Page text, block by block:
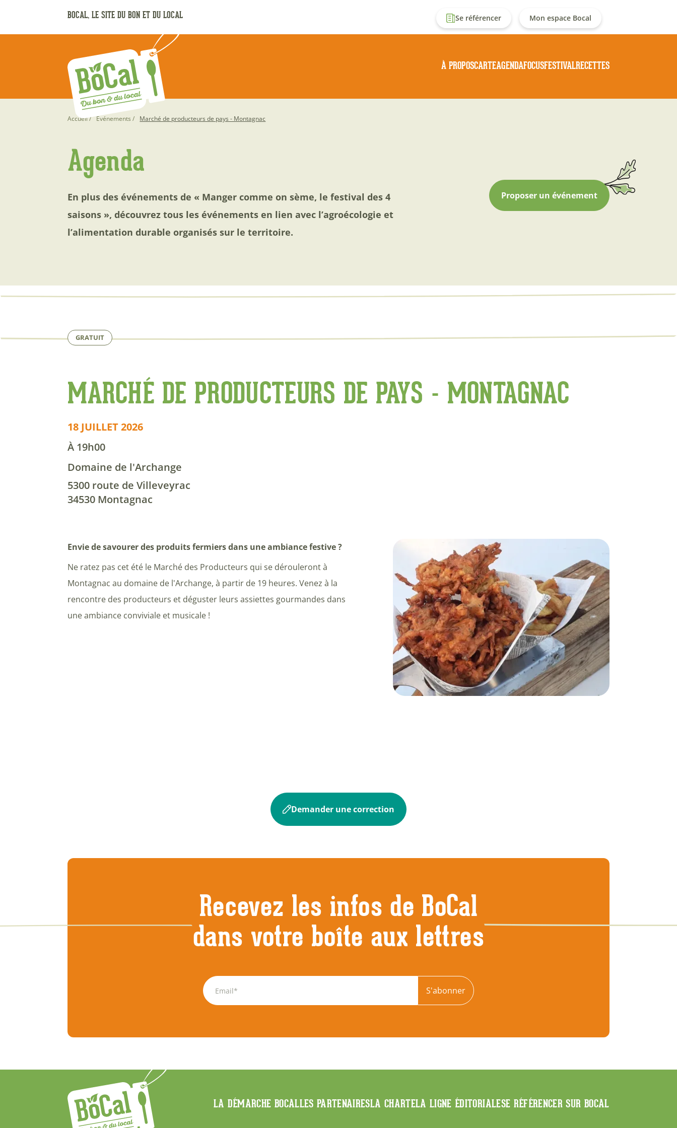
BOCAL, LE SITE DU BON ET DU LOCAL
Menu
du
Se référencer Mon espace Bocal
Navigation
principale
À PROPOSCARTEAGENDAFOCUSFESTIVALRECETTES
Fil
d'Ariane
Accueil Événements Marché de producteurs de pays - Montagnac
Agenda
En plus des événements de « Manger comme on sème, le festival des 4
saisons », découvrez tous les événements en lien avec l’agroécologie et
l’alimentation durable organisés sur le territoire.
Proposer un événement
GRATUIT
MARCHÉ DE PRODUCTEURS DE PAYS - MONTAGNAC
18 JUILLET 2026
À 19h00
Domaine de l'Archange
5300 route de Villeveyrac
34530 Montagnac
Envie de savourer des produits fermiers dans une ambiance festive ?
Ne ratez pas cet été le Marché des Producteurs qui se dérouleront à
Montagnac au domaine de l'Archange, à partir de 19 heures. Venez à la
rencontre des producteurs et déguster leurs assiettes gourmandes dans
une ambiance conviviale et musicale !
Demander une correction
Recevez les infos de BoCal
dans votre boîte aux lettres
S'abonner
Menu
LA DÉMARCHE BOCALLES PARTENAIRESLA CHARTELA LIGNE ÉDITORIALESE RÉFÉRENCER SUR BOCAL